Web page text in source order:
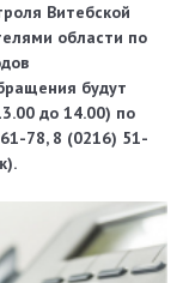
Витебской
области по
будут
до 14.00) по
78, 8 (0216) 51-